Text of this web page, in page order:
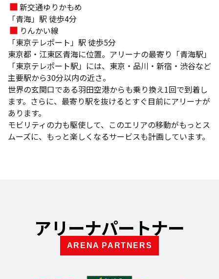
新交通ゆりかもめ
「青海」駅 徒歩4分
りんかい線
「東京テレポート」駅 徒歩5分
東京都・江東区青海に位置。アリーナの最寄り「青海駅」
「東京テレポート駅」には、東京・品川・新宿・渋谷など
主要駅から30分以内の近さ。
世界の玄関口である羽田空港からも乗り換え1回で到着し
ます。さらに、最寄り駅を抜けるとすぐ目前にアリーナが
あります。
モビリティの力も駆使して、このエリアの移動がもっとス
ムーズに、もっと楽しくなるサービスも計画しています。
アリーナパートナー
ARENA PARTNERS